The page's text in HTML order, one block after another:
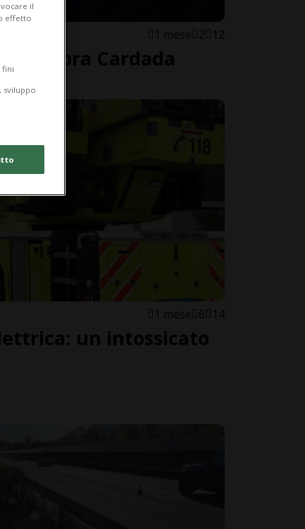
1 mese 2 12
sopra Cardada
1 mese 6 14
un intossicato
il
effetto
fini
sviluppo